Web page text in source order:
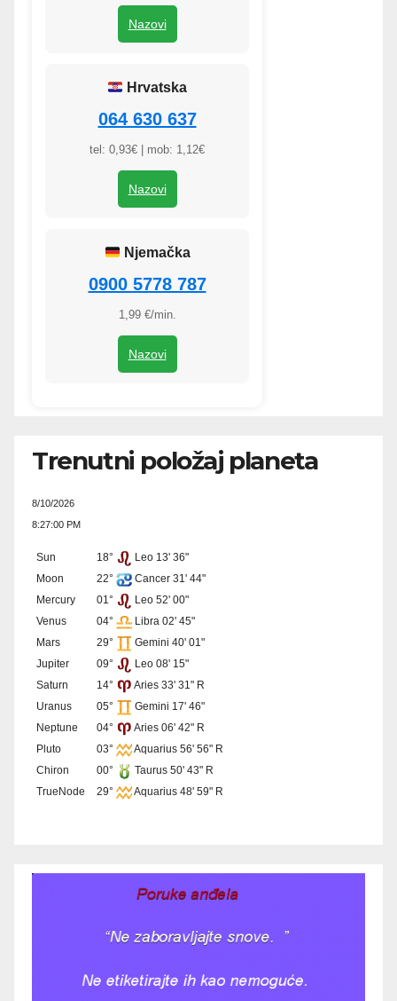
Nazovi
Hrvatska
064 630 637
tel: 0,93€ | mob: 1,12€
Nazovi
Njemačka
0900 5778 787
1,99 €/min.
Nazovi
Trenutni položaj planeta
8/10/2026
8:27:00 PM
Sun 18°
Leo 13' 36"
Moon
22°
Cancer 31' 44"
Mercury
01°
Leo 52' 00"
Venus
04°
Libra 02' 45"
Mars
29°
Gemini 40' 01"
Jupiter
09°
Leo 08' 15"
Saturn
14°
Aries 33' 31" R
Uranus
05°
Gemini 17' 46"
Neptune
04°
Aries 06' 42" R
Pluto
03°
Aquarius 56' 56" R
Chiron
00°
Taurus 50' 43" R
TrueNode
29° Aquarius 48' 59" R